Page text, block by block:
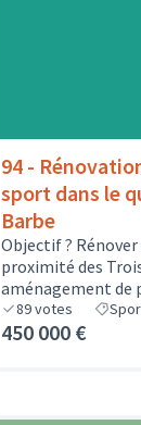
94 -
sport dans le
Barbe
Objectif ?
proximité des
aménagement de
89votes
450 000 €